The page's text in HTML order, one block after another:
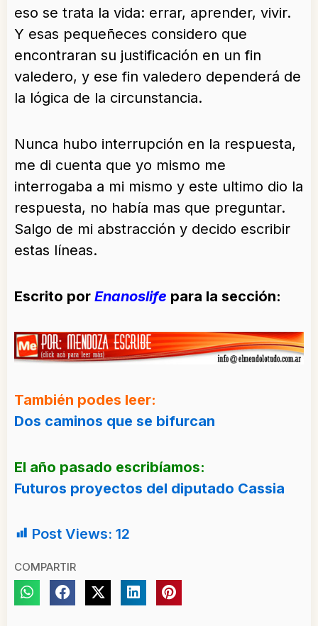
eso se trata la vida: errar, aprender, vivir.
Y esas pequeñeces considero que
encontraran su justificación en un fin
valedero, y ese fin valedero dependerá de
la lógica de la circunstancia.
Nunca hubo interrupción en la respuesta,
me di cuenta que yo mismo me
interrogaba a mi mismo y este ultimo dio la
respuesta, no había mas que preguntar.
Salgo de mi abstracción y decido escribir
estas líneas.
Escrito por Enanoslife para la sección:
También podes leer:
Dos caminos que se bifurcan
El año pasado escribíamos:
Futuros proyectos del diputado Cassia
Post Views: 12
COMPARTIR